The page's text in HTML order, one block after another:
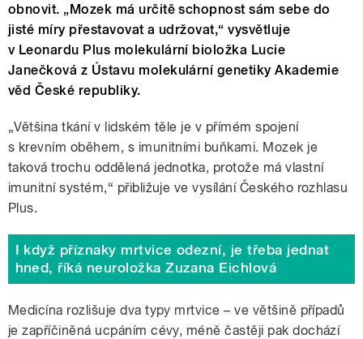
obnovit. „Mozek má určitě schopnost sám sebe do
jisté míry přestavovat a udržovat,“ vysvětluje
v Leonardu Plus molekulární bioložka Lucie
Janečková z Ústavu molekulární genetiky Akademie
věd České republiky.
„Většina tkání v lidském těle je v přímém spojení
s krevním oběhem, s imunitními buňkami. Mozek je
taková trochu oddělená jednotka, protože má vlastní
imunitní systém,“ přibližuje ve vysílání Českého rozhlasu
Plus.
I když příznaky mrtvice odezní, je třeba jednat
hned, říká neuroložka Zuzana Eichlová
Medicína rozlišuje dva typy mrtvice – ve většině případů
je zapříčiněná ucpáním cévy, méně častěji pak dochází